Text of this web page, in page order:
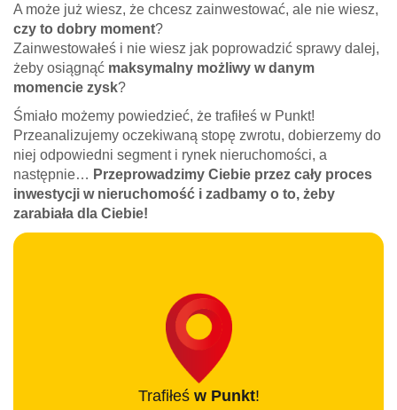
A może już wiesz, że chcesz zainwestować, ale nie wiesz,
czy to dobry moment?
Zainwestowałeś i nie wiesz jak poprowadzić sprawy dalej,
żeby osiągnąć maksymalny możliwy w danym
momencie zysk?
Śmiało możemy powiedzieć, że trafiłeś w Punkt!
Przeanalizujemy oczekiwaną stopę zwrotu, dobierzemy do
niej odpowiedni segment i rynek nieruchomości, a
następnie… Przeprowadzimy Ciebie przez cały proces
inwestycji w nieruchomość i zadbamy o to, żeby
zarabiała dla Ciebie!
Trafiłeś w Punkt!